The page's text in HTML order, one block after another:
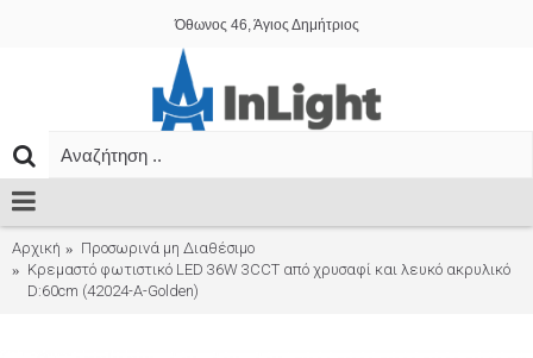
Όθωνος 46, Άγιος Δημήτριος
Αρχική
Προσωρινά μη Διαθέσιμο
Κρεμαστό φωτιστικό LED 36W 3CCT από χρυσαφί και λευκό ακρυλικό
D:60cm (42024-A-Golden)